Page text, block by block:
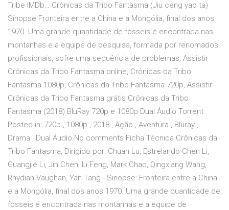
Tribe IMDb… Crônicas da Tribo Fantasma (Jiu ceng yao ta)
Sinopse Fronteira entre a China e a Mongólia, final dos anos
1970. Uma grande quantidade de fósseis é encontrada nas
montanhas e a equipe de pesquisa, formada por renomados
profissionais, sofre uma sequência de problemas, Assistir
Crônicas da Tribo Fantasma online, Crônicas da Tribo
Fantasma 1080p, Crônicas da Tribo Fantasma 720p, Assistir
Crônicas da Tribo Fantasma grátis Crônicas da Tribo
Fantasma (2018) BluRay 720p e 1080p Dual Áudio Torrent
Posted in: 720p , 1080p , 2018 , Ação , Aventura , Bluray ,
Drama , Dual Áudio No comments Ficha Técnica Crônicas da
Tribo Fantasma, Dirigido por: Chuan Lu, Estrelando Chen Li,
Guangjie Li, Jin Chen, Li Feng, Mark Chao, Qingxiang Wang,
Rhydian Vaughan, Yan Tang - Sinopse: Fronteira entre a China
e a Mongólia, final dos anos 1970. Uma grande quantidade de
fósseis é encontrada nas montanhas e a equipe de